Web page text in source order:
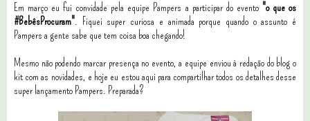
Em março eu fui convidade pela equipe Pampers a participar do evento "o que os
#BebêsProcuram". Fiquei super curiosa e animada porque quando o assunto é
Pampers a gente sabe que tem coisa boa chegando!
Mesmo não podendo marcar presença no evento, a equipe enviou à redação do blog o
kit com as novidades, e hoje eu estou aqui para compartilhar todos os detalhes desse
super lançamento Pampers. Preparada?